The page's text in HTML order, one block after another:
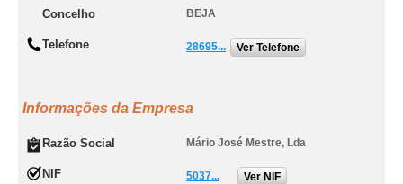
Concelho BEJA
Telefone 28695... Ver Telefone
Informações da Empresa
Razão Social Mário José Mestre, Lda
NIF 5037... Ver NIF